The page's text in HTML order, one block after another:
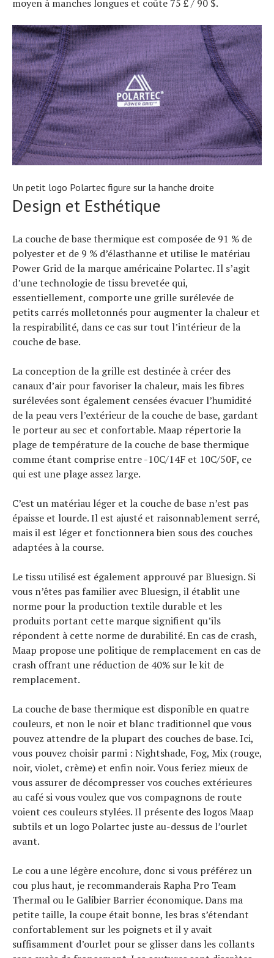
moyen à manches longues et coûte 75 £ / 90 $.
Un petit logo Polartec figure sur la hanche droite
Design et Esthétique
La couche de base thermique est composée de 91 % de
polyester et de 9 % d’élasthanne et utilise le matériau
Power Grid de la marque américaine Polartec. Il s’agit
d’une technologie de tissu brevetée qui,
essentiellement, comporte une grille surélevée de
petits carrés molletonnés pour augmenter la chaleur et
la respirabilité, dans ce cas sur tout l’intérieur de la
couche de base.
La conception de la grille est destinée à créer des
canaux d’air pour favoriser la chaleur, mais les fibres
surélevées sont également censées évacuer l’humidité
de la peau vers l’extérieur de la couche de base, gardant
le porteur au sec et confortable. Maap répertorie la
plage de température de la couche de base thermique
comme étant comprise entre -10C/14F et 10C/50F, ce
qui est une plage assez large.
C’est un matériau léger et la couche de base n’est pas
épaisse et lourde. Il est ajusté et raisonnablement serré,
mais il est léger et fonctionnera bien sous des couches
adaptées à la course.
Le tissu utilisé est également approuvé par Bluesign. Si
vous n’êtes pas familier avec Bluesign, il établit une
norme pour la production textile durable et les
produits portant cette marque signifient qu’ils
répondent à cette norme de durabilité. En cas de crash,
Maap propose une politique de remplacement en cas de
crash offrant une réduction de 40% sur le kit de
remplacement.
La couche de base thermique est disponible en quatre
couleurs, et non le noir et blanc traditionnel que vous
pouvez attendre de la plupart des couches de base. Ici,
vous pouvez choisir parmi : Nightshade, Fog, Mix (rouge,
noir, violet, crème) et enfin noir. Vous feriez mieux de
vous assurer de décompresser vos couches extérieures
au café si vous voulez que vos compagnons de route
voient ces couleurs stylées. Il présente des logos Maap
subtils et un logo Polartec juste au-dessus de l’ourlet
avant.
Le cou a une légère encolure, donc si vous préférez un
cou plus haut, je recommanderais Rapha Pro Team
Thermal ou le Galibier Barrier économique. Dans ma
petite taille, la coupe était bonne, les bras s’étendant
confortablement sur les poignets et il y avait
suffisamment d’ourlet pour se glisser dans les collants
Actualités
Technologies
Tests de produits
Conseils
Tendances
Tous nos articles
À propos